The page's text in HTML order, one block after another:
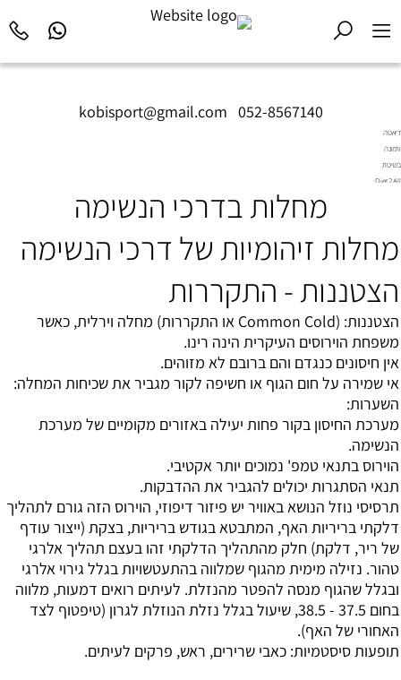
kobisport@gmail.com 052-8567140
דיאטה
ותזונה
בשיטת
Diet2All:
המושלם.
מחלות בדרכי הנשימה
מחלות זיהומיות של דרכי הנשימה
הצטננות - התקררות
הצטננות: (Common Cold או התקררות) מחלה וירלית, כאשר
משפחת הוירוסים העיקרית הינה רינו.
אין חיסונים כנגדם והם ברובם לא מזוהים.
אי שמירה על חום הגוף או חשיפה לקור מגביר את שכיחות המחלה:
השערות:
מערכת החיסון בקור פחות יעילה באזורים מקומיים של מערכת
הנשימה.
הוירוס בתנאי טמפ' נמוכים יותר אקטיבי.
תנאי הסתגרות יכולים להגביר את ההדבקות.
תרסיסי נוזל הנושא באוויר יש פיזור דיפוזי, הוירוס הזה גורם לתהליך
דלקתי בריריות האף, המתבטא בגודש בריריות, בצקת (ייצור עודף
של ריר, דלקת) חלק מהתהליך הדלקתי זהו בעצם תהליך אלרגי
טהור. נזילה מימית מהגוף שמלווה בהתעטשויות בגלל גירוי אלרגי
ובגלל שהגוף מנסה להפטר מהנזלת. לעיתים רואים דמעות, מלווה
בחום 37.5 - 38.5, שיעול בגלל נזלת הנוזלת לגרון (טיפטוף לצד
האחורי של האף).
תופעות סיסטמיות: כאבי שרירים, ראש, פרקים לעיתים.